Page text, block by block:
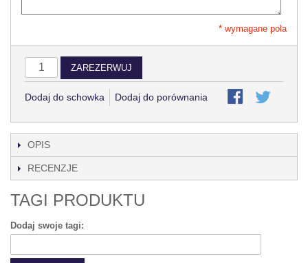
* wymagane pola
ZAREZERWUJ
Dodaj do schowka Dodaj do porównania
OPIS
RECENZJE
TAGI PRODUKTU
Dodaj swoje tagi: